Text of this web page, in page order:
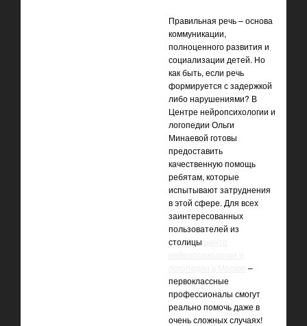
Правильная речь – основа
коммуникации,
полноценного развития и
социализации детей. Но
как быть, если речь
формируется с задержкой
либо нарушениями? В
Центре нейропсихологии и
логопедии Ольги
Минаевой готовы
предоставить
качественную помощь
ребятам, которые
испытывают затруднения
в этой сфере. Для всех
заинтересованных
пользователей из
столицы
–
первоклассные
профессионалы смогут
реально помочь даже в
очень сложных случаях!